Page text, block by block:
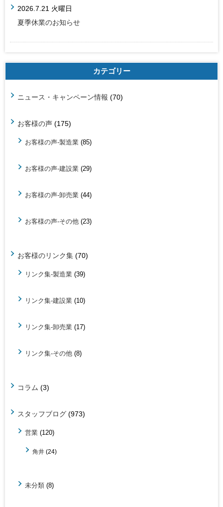
2026.7.21 火曜日
夏季休業のお知らせ
カテゴリー
ニュース・キャンペーン情報 (70)
お客様の声 (175)
お客様の声-製造業 (85)
お客様の声-建設業 (29)
お客様の声-卸売業 (44)
お客様の声-その他 (23)
お客様のリンク集 (70)
リンク集-製造業 (39)
リンク集-建設業 (10)
リンク集-卸売業 (17)
リンク集-その他 (8)
コラム (3)
スタッフブログ (973)
営業 (120)
角井 (24)
未分類 (8)